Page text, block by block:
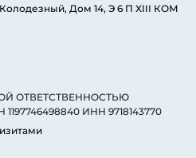
Колодезный, Дом 14, Э 6 П XIII КОМ
ОТВЕТСТВЕННОСТЬЮ
ИНН 9718143770